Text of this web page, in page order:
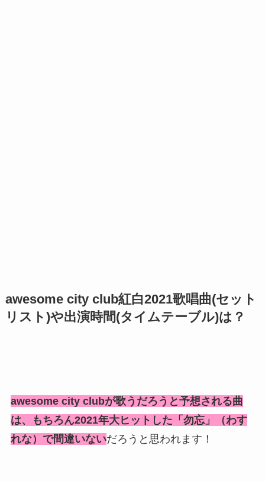
awesome city club紅白2021歌唱曲(セット
リスト)や出演時間(タイムテーブル)は？
awesome city clubが歌うだろうと予想される曲
は、もちろん2021年大ヒットした「勿忘」（わす
れな）で間違いないだろうと思われます！